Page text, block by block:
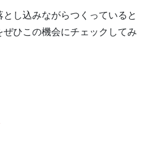
し込みながらつくっていると
ひこの機会にチェックしてみ